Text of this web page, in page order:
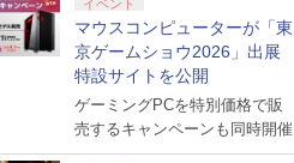
イベント
マウスコンピューターが「東
京ゲームショウ2026」出展
特設サイトを公開
ゲーミングPCを特別価格で販
売するキャンペーンも同時開催